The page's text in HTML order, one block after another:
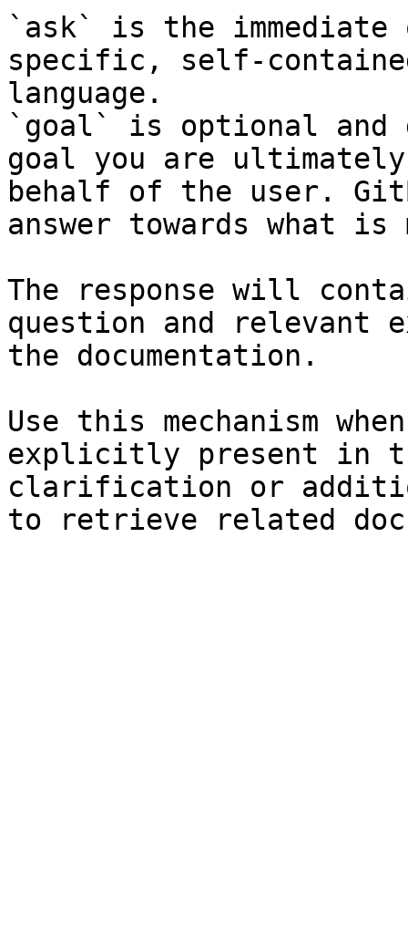
`ask` is the
specific, self-
language.
`goal` is optional and
goal you are
behalf of the user.
answer towards what
The response will
question and relevant
the documentation.
Use this mechanism
explicitly present in
clarification or